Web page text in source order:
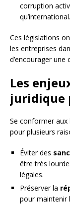
corruption
qu’international.
Ces législations
les entreprises
d’encourager une
Les
juridique
Se conformer
pour plusieurs
Éviter des
être très
légales.
Préserver la
pour maintenir